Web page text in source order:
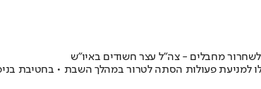
מחבלים - צה"ל עצר חשודים באיו"ש
למניעת פעולות הסתה לטרור במהלך השבת • בחטיבת